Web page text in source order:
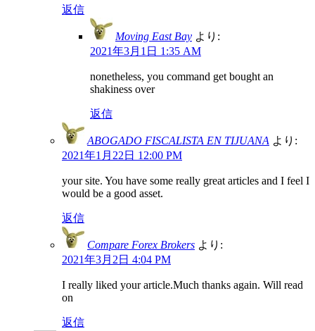
返信
Moving East Bay より:
2021年3月1日 1:35 AM
nonetheless, you command get bought an
shakiness over
返信
ABOGADO FISCALISTA EN TIJUANA より:
2021年1月22日 12:00 PM
your site. You have some really great articles and I feel I
would be a good asset.
返信
Compare Forex Brokers より:
2021年3月2日 4:04 PM
I really liked your article.Much thanks again. Will read
on
返信